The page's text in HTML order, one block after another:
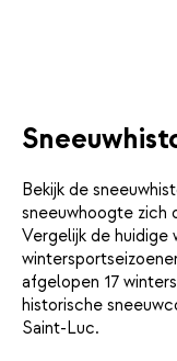
Bekijk de
sneeuwhoogte zich
Vergelijk de
afgelopen 17
historische
Saint-Luc.